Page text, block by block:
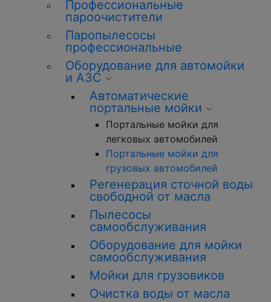
Профессиональные
пароочистители
Паропылесосы
профессиональные
Оборудование для автомойки
и АЗС
Автоматические
портальные мойки
Портальные мойки для
легковых автомобилей
Портальные мойки для
грузовых автомобилей
Регенерация сточной воды
свободной от масла
Пылесосы
самообслуживания
Оборудование для мойки
самообслуживания
Мойки для грузовиков
Очистка воды от масла